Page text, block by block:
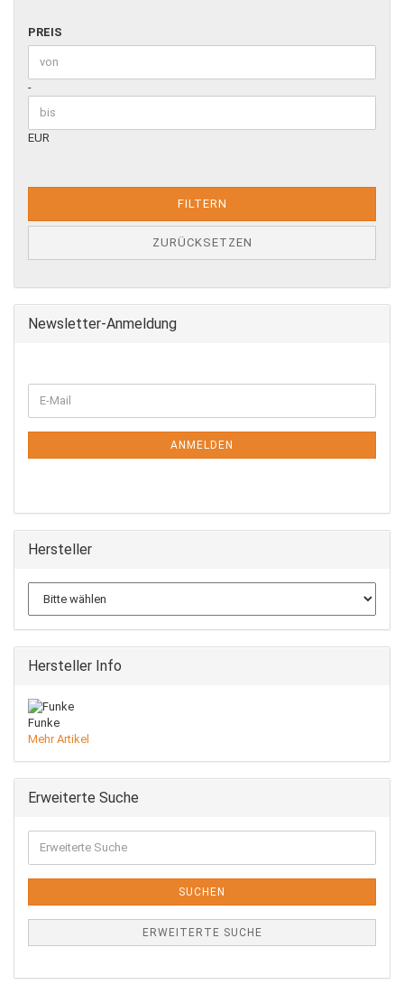
PREIS
PREIS
Preis bis
-
EUR
FILTERN
ZURÜCKSETZEN
Newsletter-Anmeldung
ZUR
NEWSLETTER-
E-
Mail
ANMELDEN
Hersteller
Hersteller Info
Funke
Mehr Artikel
Erweiterte Suche
Suche
SUCHEN
ERWEITERTE SUCHE